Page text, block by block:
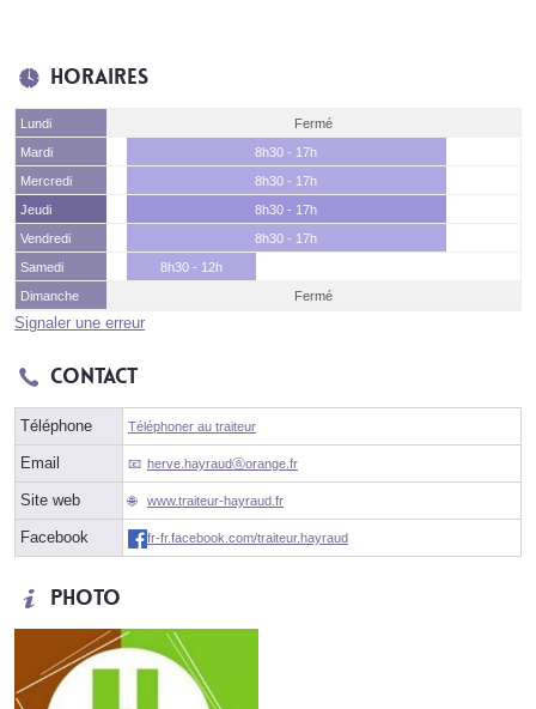
Horaires
Lundi
Fermé
Mardi
8h30 - 17h
Mercredi
8h30 - 17h
Jeudi
8h30 - 17h
Vendredi
8h30 - 17h
Samedi
8h30 - 12h
Dimanche
Fermé
Signaler une erreur
Contact
Téléphone Téléphoner au traiteur
Email herve.hayraudⓐorange.fr
Site web www.traiteur-hayraud.fr
Facebook fr-fr.facebook.com/traiteur.hayraud
Photo